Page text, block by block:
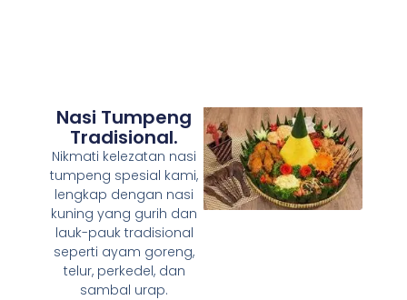
Nasi Tumpeng
Tradisional.
Nikmati kelezatan nasi
tumpeng spesial kami,
lengkap dengan nasi
kuning yang gurih dan
lauk-pauk tradisional
seperti ayam goreng,
telur, perkedel, dan
sambal urap.